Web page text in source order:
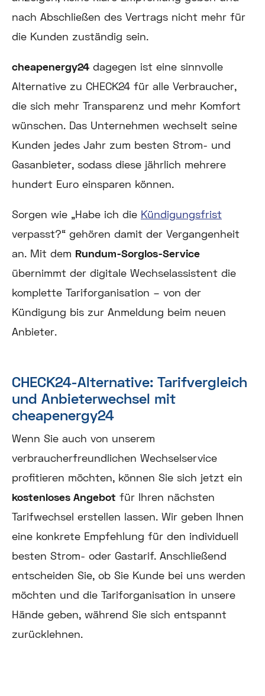
nach Abschließen des Vertrags nicht mehr für
die Kunden zuständig sein.
cheapenergy24 dagegen ist eine sinnvolle
Alternative zu CHECK24 für alle Verbraucher,
die sich mehr Transparenz und mehr Komfort
wünschen. Das Unternehmen wechselt seine
Kunden jedes Jahr zum besten Strom- und
Gasanbieter, sodass diese jährlich mehrere
hundert Euro einsparen können.
Sorgen wie „Habe ich die Kündigungsfrist
verpasst?“ gehören damit der Vergangenheit
an. Mit dem Rundum-Sorglos-Service
übernimmt der digitale Wechselassistent die
komplette Tariforganisation – von der
Kündigung bis zur Anmeldung beim neuen
Anbieter.
CHECK24-Alternative: Tarifvergleich
und Anbieterwechsel mit
cheapenergy24
Wenn Sie auch von unserem
verbraucherfreundlichen Wechselservice
profitieren möchten, können Sie sich jetzt ein
kostenloses Angebot für Ihren nächsten
Tarifwechsel erstellen lassen. Wir geben Ihnen
eine konkrete Empfehlung für den individuell
besten Strom- oder Gastarif. Anschließend
entscheiden Sie, ob Sie Kunde bei uns werden
möchten und die Tariforganisation in unsere
Hände geben, während Sie sich entspannt
zurücklehnen.